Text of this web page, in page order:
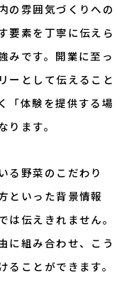
の雰囲気づくりへの
要素を丁寧に伝えら
みです。開業に至っ
ーとして伝えること
「体験を提供する場
ます。
る野菜のこだわり
といった背景情報
伝えきれません。
に組み合わせ、こう
ことができます。